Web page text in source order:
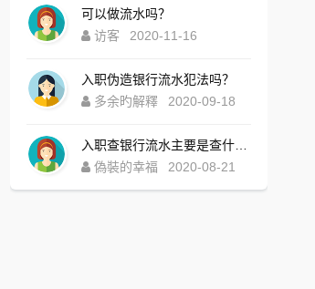
可以做流水吗？
访客
2020-11-16
入职伪造银行流水犯法吗？
多余旳解釋
2020-09-18
偽裝的幸福
2020-08-21